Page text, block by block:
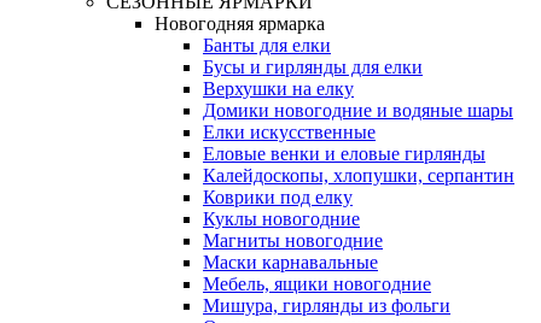
Новогодняя ярмарка
Банты для елки
Бусы и гирлянды для елки
Верхушки на елку
Домики новогодние и водяные шары
Елки искусственные
Еловые венки и еловые гирлянды
Калейдоскопы, хлопушки, серпантин
Коврики под елку
Куклы новогодние
Магниты новогодние
Маски карнавальные
Мебель, ящики новогодние
Мишура, гирлянды из фольги